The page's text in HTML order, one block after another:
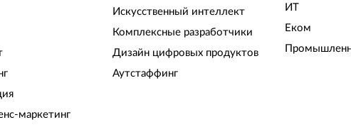
маркетинг
Искусственный интеллект
Комплексные разработчики
Дизайн цифровых продуктов
Аутстаффинг
ИТ
Еком